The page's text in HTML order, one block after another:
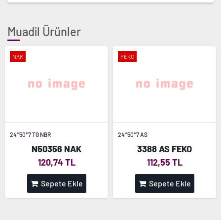
Muadil Ürünler
NAK
24*50*7 TG NBR
N50356 NAK
120,74 TL
Sepete Ekle
FEKO
24*50*7 AS
3388 AS FEKO
112,55 TL
Sepete Ekle